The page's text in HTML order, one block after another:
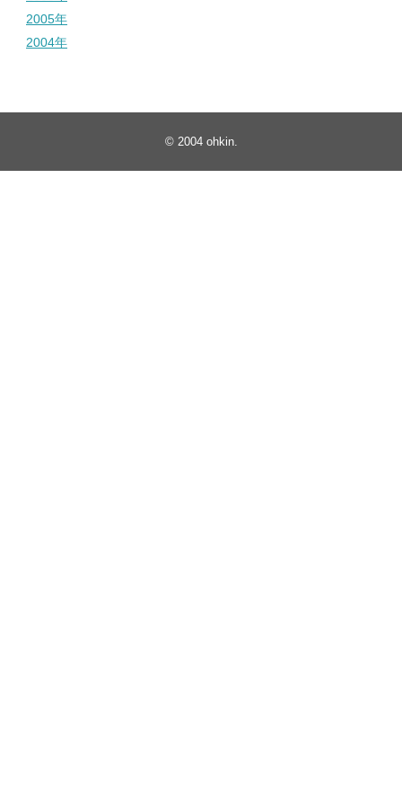
2005年
2004年
© 2004 ohkin.